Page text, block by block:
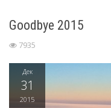
Goodbye 2015
7935
Дек
31
2015